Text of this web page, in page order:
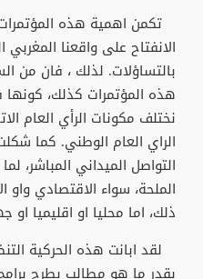
تكمن اهمية هذه
الانفتاح على واقعنا المغربي
بالتساؤلات. لذلك ، فان من
هذه المؤتمرات كذلك،
نختلف مكونات الرأي العام
الراي العام الوطني. كما
التواصل الميداني المباشر،
الملحة، سواء الاقتصادي واو
ذلك، اما محليا او اقليميا او
لقد ابانت هذه الحركية
بقدر ما هو مطالب بطرح